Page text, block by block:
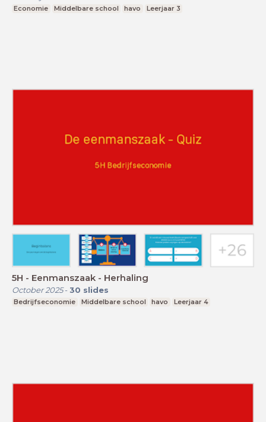
Economie Middelbare school havo Leerjaar 3
5H - Eenmanszaak - Herhaling
October 2025- 30 slides
Bedrijfseconomie Middelbare school havo Leerjaar 4